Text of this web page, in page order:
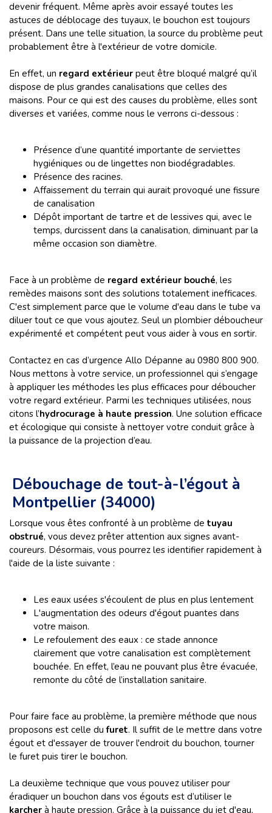
devenir fréquent. Même après avoir essayé toutes les
astuces de déblocage des tuyaux, le bouchon est toujours
présent. Dans une telle situation, la source du problème peut
probablement être à l'extérieur de votre domicile.
En effet, un regard extérieur peut être bloqué malgré qu’il
dispose de plus grandes canalisations que celles des
maisons. Pour ce qui est des causes du problème, elles sont
diverses et variées, comme nous le verrons ci-dessous :
Présence d’une quantité importante de serviettes
hygiéniques ou de lingettes non biodégradables.
Présence des racines.
Affaissement du terrain qui aurait provoqué une fissure
de canalisation
Dépôt important de tartre et de lessives qui, avec le
temps, durcissent dans la canalisation, diminuant par la
même occasion son diamètre.
Face à un problème de regard extérieur bouché, les
remèdes maisons sont des solutions totalement inefficaces.
C'est simplement parce que le volume d'eau dans le tube va
diluer tout ce que vous ajoutez. Seul un plombier déboucheur
expérimenté et compétent peut vous aider à vous en sortir.
Contactez en cas d’urgence Allo Dépanne au 0980 800 900.
Nous mettons à votre service, un professionnel qui s’engage
à appliquer les méthodes les plus efficaces pour déboucher
votre regard extérieur. Parmi les techniques utilisées, nous
citons l’hydrocurage à haute pression. Une solution efficace
et écologique qui consiste à nettoyer votre conduit grâce à
la puissance de la projection d’eau.
Débouchage de tout-à-l’égout à
Montpellier (34000)
Lorsque vous êtes confronté à un problème de tuyau
obstrué, vous devez prêter attention aux signes avant-
coureurs. Désormais, vous pourrez les identifier rapidement à
l'aide de la liste suivante :
Les eaux usées s'écoulent de plus en plus lentement
L'augmentation des odeurs d'égout puantes dans
votre maison.
Le refoulement des eaux : ce stade annonce
clairement que votre canalisation est complètement
bouchée. En effet, l’eau ne pouvant plus être évacuée,
remonte du côté de l’installation sanitaire.
Pour faire face au problème, la première méthode que nous
proposons est celle dufuret. Il suffit de le mettre dans votre
égout et d'essayer de trouver l'endroit du bouchon, tourner
le furet puis tirer le bouchon.
La deuxième technique que vous pouvez utiliser pour
éradiquer un bouchon dans vos égouts est d’utiliser le
karcher à haute pression. Grâce à la puissance du jet d'eau,